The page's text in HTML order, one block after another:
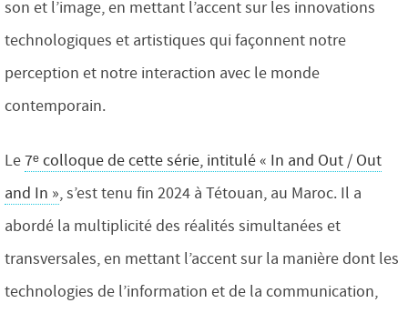
son et l’image, en mettant l’accent sur les innovations
technologiques et artistiques qui façonnent notre
perception et notre interaction avec le monde
contemporain.
Le7ᵉ colloque de cette série, intitulé « In and Out / Out
and In », s’est tenu fin 2024 à Tétouan, au Maroc. Il a
abordé la multiplicité des réalités simultanées et
transversales, en mettant l’accent sur la manière dont les
technologies de l’information et de la communication,